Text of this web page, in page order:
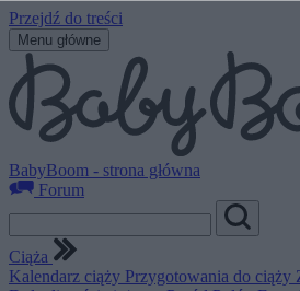
Przejdź do treści
Menu główne
BabyBoom - strona główna
Forum
Ciąża
Kalendarz ciąży Przygotowania do ciąży